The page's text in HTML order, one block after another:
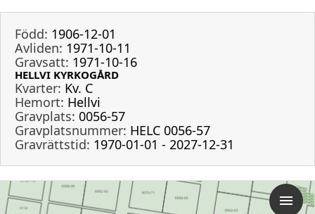
Född: 1906-12-01
Avliden: 1971-10-11
Gravsatt: 1971-10-16
HELLVI KYRKOGÅRD
Kvarter: Kv. C
Hemort: Hellvi
Gravplats: 0056-57
Gravplatsnummer: HELC 0056-57
Gravrättstid: 1970-01-01 - 2027-12-31